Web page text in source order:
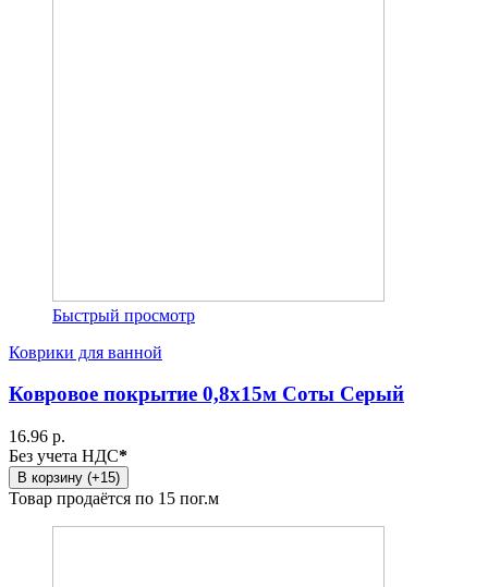
Быстрый просмотр
Коврики для ванной
Ковровое покрытие 0,8х15м Соты Серый
16.96 р.
Без учета НДС*
В корзину (+15)
Товар продаётся по 15 пог.м